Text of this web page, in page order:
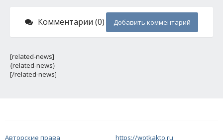
Комментарии (0) Добавить комментарий
[related-news]
{related-news}
[/related-news]
Авторские права https://wotkakto.ru